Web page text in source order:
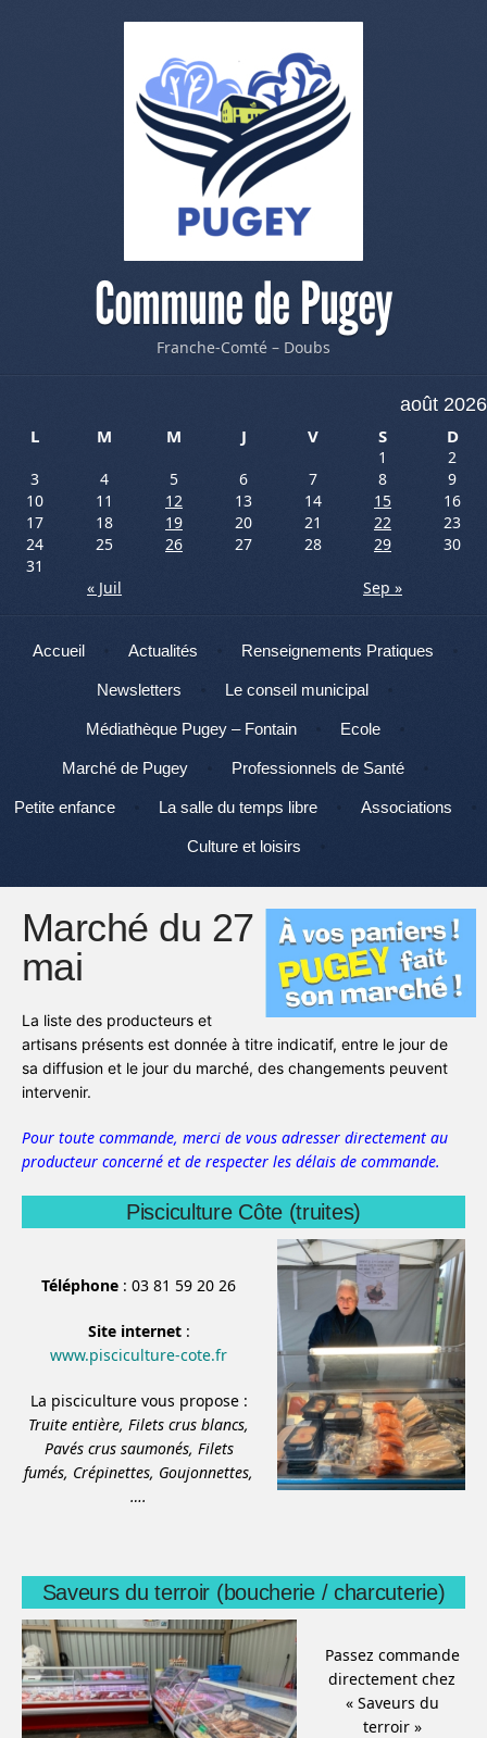
Commune de Pugey
Franche-Comté – Doubs
août 2026
L
M M J V S D
1
2
3
4 5 6 7 8
9
10
11 12 13 14 15
16
17
18 19 20 21 22
23
24
25 26 27 28 29
30
31
« Juil
Sep »
Menu
Aller au contenu
Accueil Actualités Renseignements Pratiques
Newsletters Le conseil municipal
Médiathèque Pugey – Fontain Ecole
Marché de Pugey Professionnels de Santé
Petite enfance La salle du temps libre Associations
Culture et loisirs
Marché du 27
mai
La liste des producteurs et
artisans présents est donnée à titre indicatif, entre le jour de
sa diffusion et le jour du marché, des changements peuvent
intervenir.
Pour toute commande, merci de vous adresser directement au
producteur concerné et de respecter les délais de commande.
Pisciculture Côte (truites)
Téléphone : 03 81 59 20 26
Site internet:
www.pisciculture-cote.fr
La pisciculture vous propose :
Truite entière, Filets crus blancs,
Pavés crus saumonés, Filets
fumés, Crépinettes, Goujonnettes,
….
Saveurs du terroir (boucherie / charcuterie)
Passez commande
directement chez
« Saveurs du
terroir »